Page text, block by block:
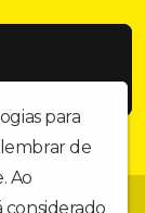
para
lembrar de
Ao
considerado
de revolução